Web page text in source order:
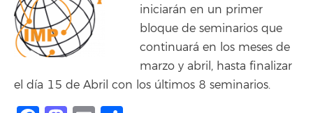
iniciarán en un primer
bloque de seminarios que
continuará en los meses de
marzo y abril, hasta finalizar
el día 15 de Abril con los últimos 8 seminarios.